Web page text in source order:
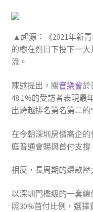
▲起源：《2021年新
的樹在烈日下投下一
流。
陳述提出，關音樂會於
48.1%的受訪者表現最
出跨越排名第名第二的
在今朝深圳房價高企
庭普通會賜與首付支撐
相反，長周期的還款壓
以深圳門檻級的一套總
照30%首付比例，選